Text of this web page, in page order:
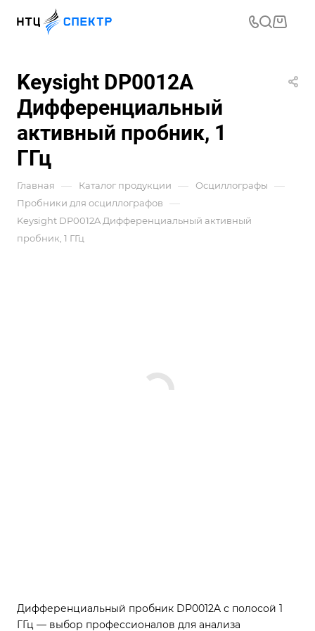
Keysight DP0012A
Дифференциальный
активный пробник, 1
ГГц
Главная — Каталог продукции — Осциллографы —
Пробники для осциллографов —
Keysight DP0012A Дифференциальный активный
пробник, 1 ГГц
Дифференциальный пробник DP0012A с полосой 1
ГГц — выбор профессионалов для анализа